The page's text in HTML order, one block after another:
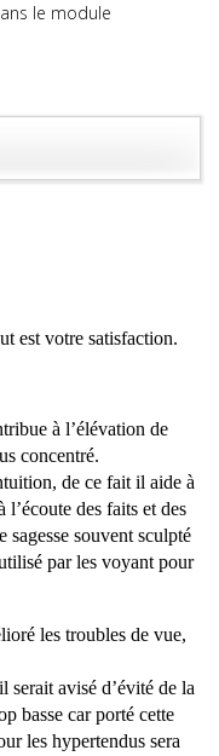
le module
est votre satisfaction.
à l’élévation de
concentré.
de ce fait il aide à
des faits et des
sagesse souvent sculpté
par les voyant pour
les troubles de vue,
avisé d’évité de la
basse car porté cette
les hypertendus sera